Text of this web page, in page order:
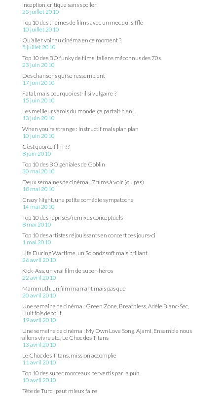
Inception, critique sans spoiler
25 juillet 2010
Top 10 des thèmes de films avec un mec qui siffle
10 juillet 2010
Qu’aller voir au cinéma en ce moment ?
5 juillet 2010
Top 10 des BO funky de films italiens méconnus des 70s
23 juin 2010
Des chansons qui se ressemblent
17 juin 2010
Fatal, mais pourquoi est-il si vulgaire ?
15 juin 2010
Les meilleurs amis du monde, ça partait bien…
13 juin 2010
When you’re strange : instructif mais plan plan
10 juin 2010
C’est quoi ce film ??
8 juin 2010
Top 10 des BO géniales de Goblin
30 mai 2010
Deux semaines de cinéma : 7 films à voir (ou pas)
18 mai 2010
Crazy Night, une petite comédie sympatoche
14 mai 2010
Top 10 des reprises/remixes conceptuels
8 mai 2010
Top 10 des artistes réjouissants en concert ces jours-ci
1 mai 2010
Life During Wartime, un Solondz soft mais brillant
26 avril 2010
Kick-Ass, un vrai film de super-héros
22 avril 2010
Mammuth, un film marrant mais pas que
20 avril 2010
Une semaine de cinéma : Green Zone, Breathless, Adèle Blanc-Sec,
Huit fois debout
19 avril 2010
Une semaine de cinéma : My Own Love Song, Ajami, Ensemble nous
allons vivre etc., Le Choc des Titans
13 avril 2010
Le Choc des Titans, mission accomplie
11 avril 2010
Top 10 des super morceaux pervertis par la pub
10 avril 2010
Tête de Turc : peut mieux faire